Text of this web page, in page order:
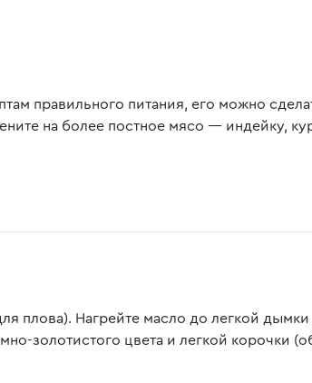
правильного питания, его можно
на более постное мясо — индейку,
плова). Нагрейте масло до легкой
золотистого цвета и легкой корочки